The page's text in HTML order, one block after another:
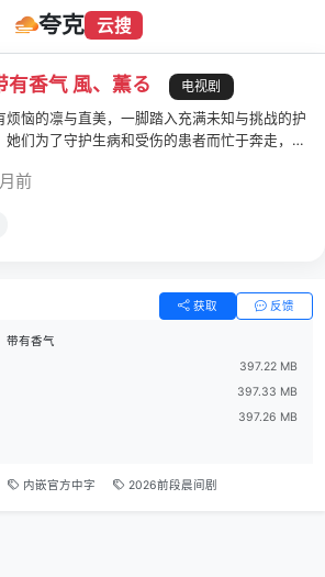
夸克 云搜
有香气 風、薫る
电视剧
烦恼的凛与直美，一脚踏入充满未知与挑战的护
她们为了守护生病和受伤的患者而忙于奔走，也
道路上，一段关于护理人员的冒险物语，正式揭
前
获取 反馈
带有香气
397.22 MB
397.33 MB
397.26 MB
内嵌官方中字 2026前段晨间剧